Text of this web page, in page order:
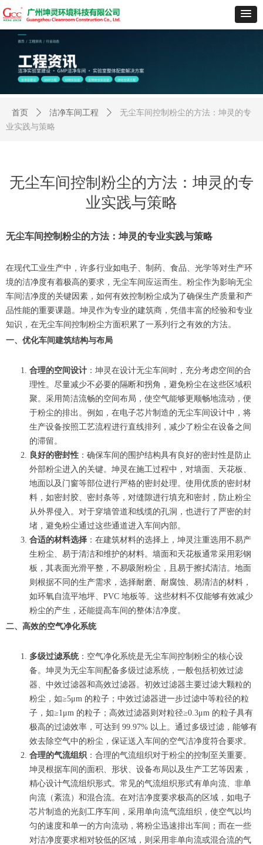
无尘车间控制粉尘的方法：坤灵的专
业实践与策略
无尘车间控制粉尘的方法：坤灵的专业实践与策略
在现代工业生产中，许多行业如电子、制药、食品、光学等对生产环
境的洁净度有着极高的要求，无尘车间应运而生。粉尘作为影响无尘
车间洁净度的关键因素，如何有效控制粉尘成为了确保生产质量和产
品性能的重要课题。坤灵作为专业的建筑商，凭借丰富的经验和专业
知识，在无尘车间控制粉尘方面积累了一系列行之有效的方法。
一、优化车间建筑结构与布局
合理的空间设计 ：坤灵在设计无尘车间时，充分考虑空间的合
理性。尽量减少不必要的隔断和拐角，避免粉尘在这些区域积
聚。采用简洁流畅的空间布局，使空气能够更顺畅地流动，便
于粉尘的排出。例如，在电子芯片制造的无尘车间设计中，将
生产设备按照工艺流程进行直线排列，减少了粉尘在设备之间
的滞留。
良好的密封性 ：确保车间的围护结构具有良好的密封性是防止
外部粉尘进入的关键。坤灵在施工过程中，对墙面、天花板、
地面以及门窗等部位进行严格的密封处理。使用优质的密封材
料，如密封胶、密封条等，对缝隙进行填充和密封，防止粉尘
从外界侵入。对于穿墙管道和线缆的孔洞，也进行了严密的封
堵，避免粉尘通过这些通道进入车间内部。
合适的材料选择 ：在建筑材料的选择上，坤灵注重选用不易产
生粉尘、易于清洁和维护的材料。墙面和天花板通常采用彩钢
板，其表面光滑平整，不易吸附粉尘，且易于擦拭清洁。地面
则根据不同的生产需求，选择耐磨、耐腐蚀、易清洁的材料，
如环氧自流平地坪、PVC 地板等。这些材料不仅能够有效减少
粉尘的产生，还能提高车间的整体洁净度。
二、高效的空气净化系统
多级过滤系统：空气净化系统是无尘车间控制粉尘的核心设
备。坤灵为无尘车间配备多级过滤系统，一般包括初效过滤
器、中效过滤器和高效过滤器。初效过滤器主要过滤大颗粒的
粉尘，如≥5μm 的粒子；中效过滤器进一步过滤中等粒径的粒
子，如≥1μm 的粒子；高效过滤器则对粒径≥0.3μm 的粒子具有
极高的过滤效率，可达到 99.97% 以上。通过多级过滤，能够有
效去除空气中的粉尘，保证送入车间的空气洁净度符合要求。
合理的气流组织 ：合理的气流组织对于粉尘的控制至关重要。
坤灵根据车间的面积、形状、设备布局以及生产工艺等因素，
精心设计气流组织形式。常见的气流组织形式有单向流、非单
向流（紊流）和混合流。在对洁净度要求极高的区域，如电子
芯片制造的光刻工序车间，采用单向流气流组织，使空气以均
匀的速度和单一的方向流动，将粉尘迅速排出车间；而在一些
对洁净度要求相对较低的区域，则采用非单向流或混合流的气
首页 ꄲ 洁净车间工程 ꄲ
无尘车间控制粉尘的方法：坤灵的专
业实践与策略